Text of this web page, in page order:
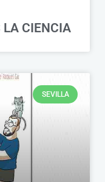
LA CIENCIA
SEVILLA